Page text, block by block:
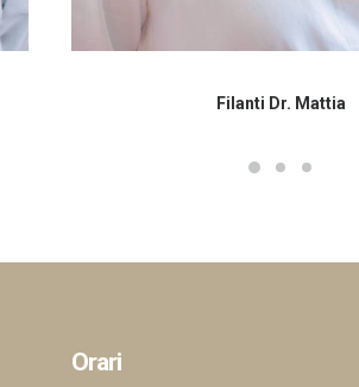
Filanti Dr. Mattia
Orari